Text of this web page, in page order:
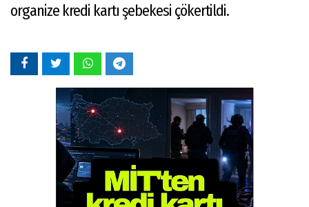
organize kredi kartı şebekesi çökertildi.